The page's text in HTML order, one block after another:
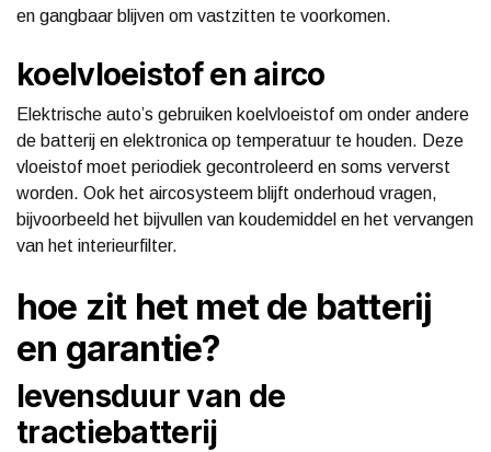
en gangbaar blijven om vastzitten te voorkomen.
koelvloeistof en airco
Elektrische auto’s gebruiken koelvloeistof om onder andere
de batterij en elektronica op temperatuur te houden. Deze
vloeistof moet periodiek gecontroleerd en soms ververst
worden. Ook het aircosysteem blijft onderhoud vragen,
bijvoorbeeld het bijvullen van koudemiddel en het vervangen
van het interieurfilter.
hoe zit het met de batterij
en garantie?
levensduur van de
tractiebatterij